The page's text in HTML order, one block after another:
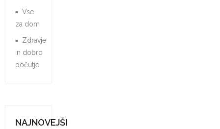
Vse
za dom
Zdravje
in dobro
počutje
NAJNOVEJŠI